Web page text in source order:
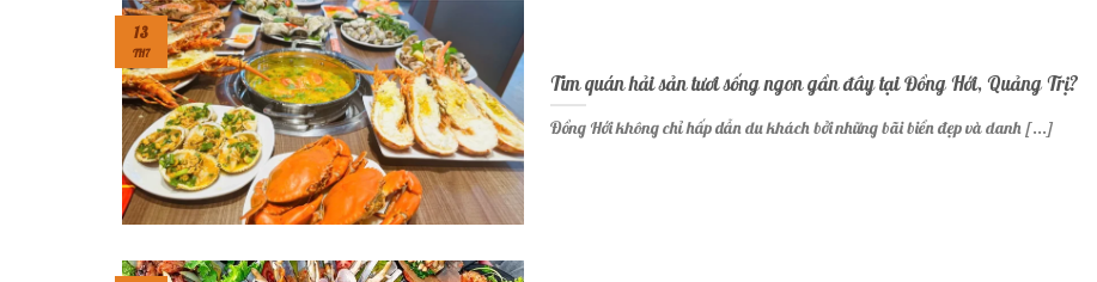
Tìm quán hải sản tươi sống ngon gần đây tại Đồng Hới, Quảng Trị?
Đồng Hới không chỉ hấp dẫn du khách bởi những bãi biển đẹp và danh [...]
13
TH7